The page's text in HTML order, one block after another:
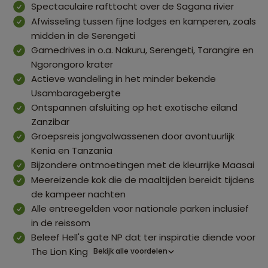
Spectaculaire rafttocht over de Sagana rivier
Afwisseling tussen fijne lodges en kamperen, zoals
midden in de Serengeti
Gamedrives in o.a. Nakuru, Serengeti, Tarangire en
Ngorongoro krater
Actieve wandeling in het minder bekende
Usambaragebergte
Ontspannen afsluiting op het exotische eiland
Zanzibar
Groepsreis jongvolwassenen door avontuurlijk
Kenia en Tanzania
Bijzondere ontmoetingen met de kleurrijke Maasai
Meereizende kok die de maaltijden bereidt tijdens
de kampeer nachten
Alle entreegelden voor nationale parken inclusief
in de reissom
Beleef Hell's gate NP dat ter inspiratie diende voor
The Lion King Bekijk alle voordelen